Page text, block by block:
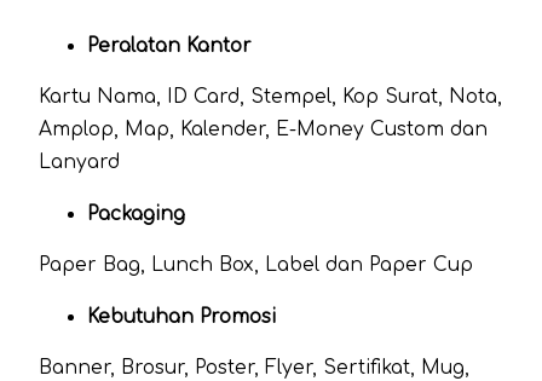
Peralatan Kantor
Kartu Nama, ID Card, Stempel, Kop Surat, Nota,
Amplop, Map, Kalender, E-Money Custom dan
Lanyard
Packaging
Paper Bag, Lunch Box, Label dan Paper Cup
Kebutuhan Promosi
Banner, Brosur, Poster, Flyer, Sertifikat, Mug,